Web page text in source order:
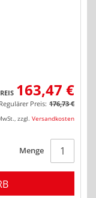
163,47 €
Regulärer Preis: 176,73 €
, zzgl. Versandkosten
Menge